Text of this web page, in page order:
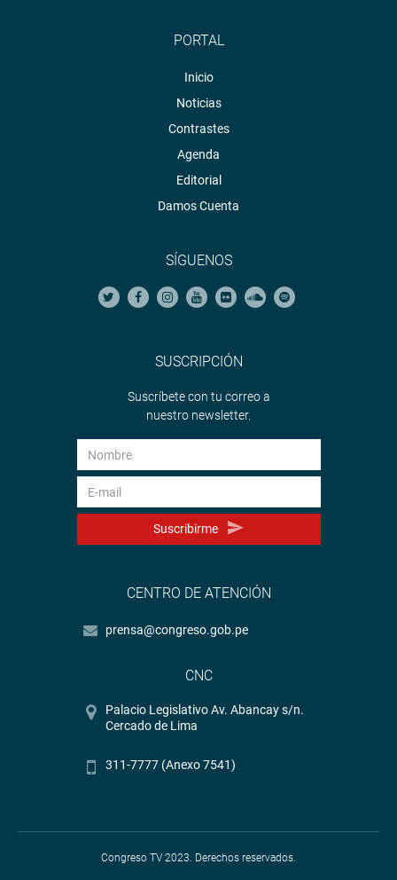
PORTAL
Inicio
Noticias
Contrastes
Agenda
Editorial
Damos Cuenta
SÍGUENOS
SUSCRIPCIÓN
Suscríbete con tu correo a
nuestro newsletter.
Suscribirme
CENTRO DE ATENCIÓN
prensa@congreso.gob.pe
CNC
Palacio Legislativo Av. Abancay s/n.
Cercado de Lima
311-7777 (Anexo 7541)
Congreso TV 2023. Derechos reservados.